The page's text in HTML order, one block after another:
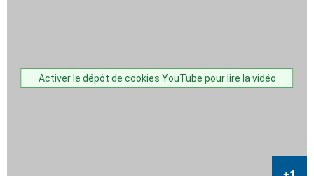
Activer le dépôt de cookies YouTube pour lire la vidéo